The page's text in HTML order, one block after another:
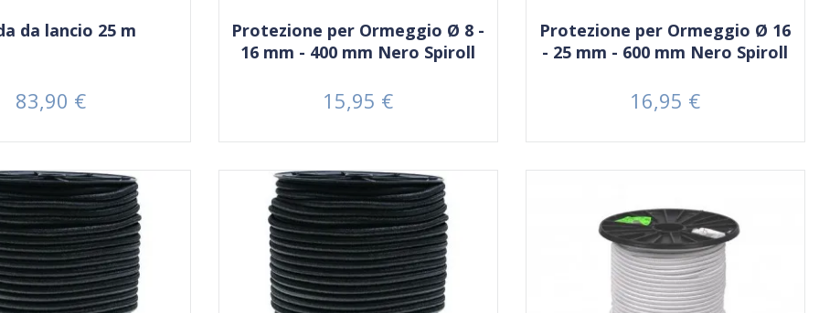
da lancio 25 m
Prezzo
83,90 €
Protezione per Ormeggio Ø 8 -
16 mm - 400 mm Nero Spiroll
Prezzo
15,95 €
Protezione per Ormeggio Ø 16
- 25 mm - 600 mm Nero Spiroll
Prezzo
16,95 €